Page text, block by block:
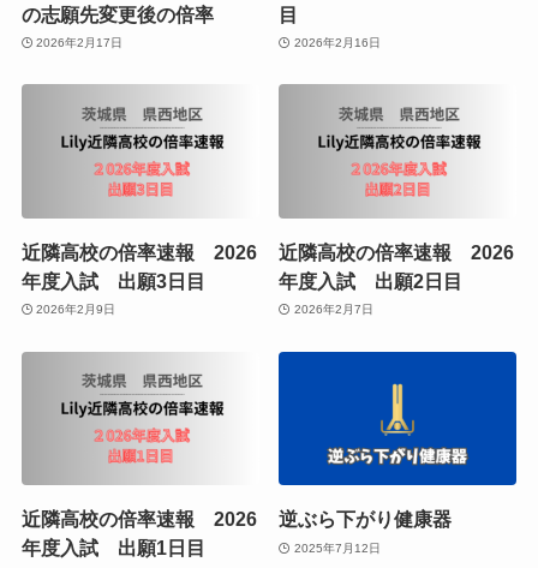
の志願先変更後の倍率
2026年2月17日
目
2026年2月16日
近隣高校の倍率速報 2026
年度入試 出願3日目
2026年2月9日
近隣高校の倍率速報 2026
年度入試 出願2日目
2026年2月7日
近隣高校の倍率速報 2026
年度入試 出願1日目
逆ぶら下がり健康器
2025年7月12日